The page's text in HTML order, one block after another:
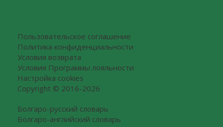
Пользовательское соглашение
Политика конфиденциальности
Условия возврата
Условия Программы лояльности
Настройка cookies
Copyright © 2016-2026
Болгаро-русский словарь
Болгаро-английский словарь